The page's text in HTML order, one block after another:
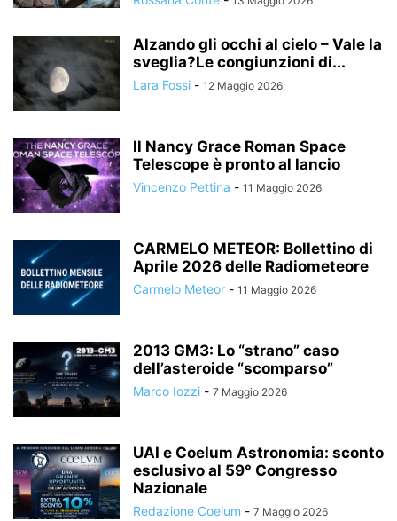
Alzando gli occhi al cielo – Vale la
sveglia?Le congiunzioni di...
Lara Fossi - 12 Maggio 2026
Il Nancy Grace Roman Space
Telescope è pronto al lancio
Vincenzo Pettina - 11 Maggio 2026
CARMELO METEOR: Bollettino di
Aprile 2026 delle Radiometeore
Carmelo Meteor - 11 Maggio 2026
2013 GM3: Lo “strano” caso
dell’asteroide “scomparso”
Marco Iozzi - 7 Maggio 2026
UAI e Coelum Astronomia: sconto
esclusivo al 59° Congresso
Nazionale
Redazione Coelum - 7 Maggio 2026